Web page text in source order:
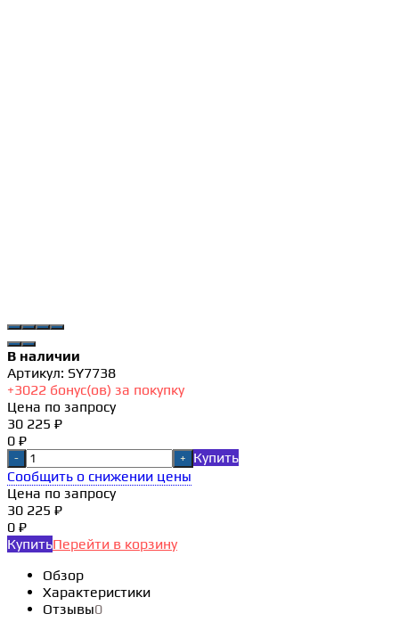
В наличии
Артикул: SY7738
+3022 бонус(ов) за покупку
Цена по запросу
30 225 ₽
0 ₽
- +
Купить
Сообщить о снижении цены
Цена по запросу
30 225 ₽
0 ₽
КупитьПерейти в корзину
Обзор
Характеристики
Отзывы0